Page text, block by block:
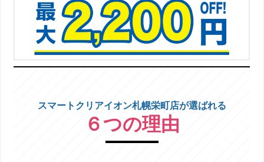
スマートクリアイオン札幌栄町店が選ばれる
６つの理由